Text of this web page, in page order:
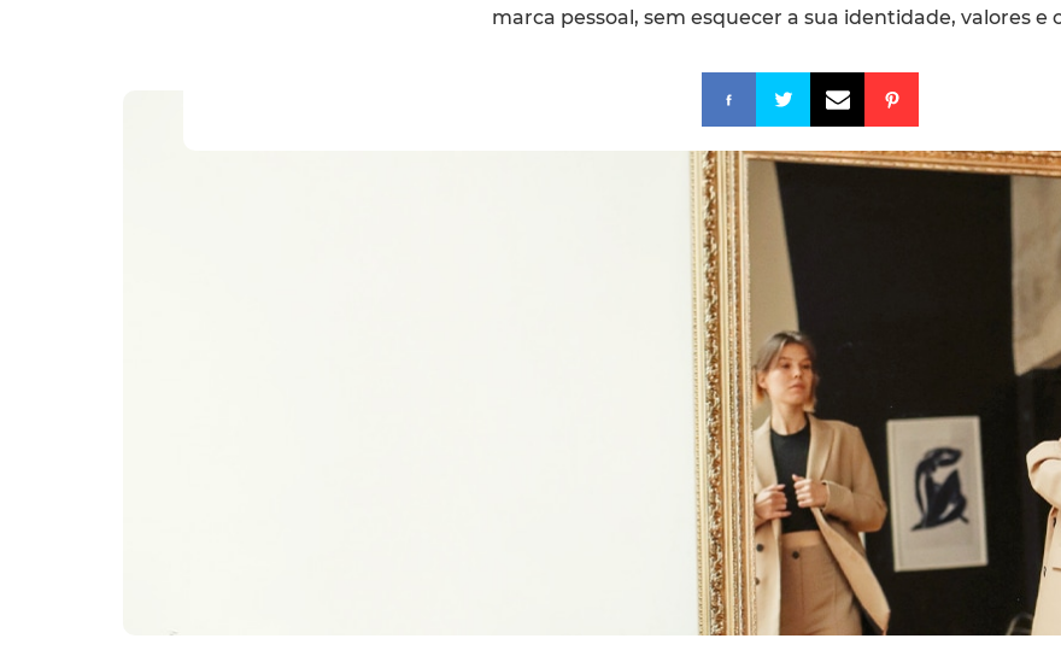
marca pessoal, sem esquecer a sua identidade, valores e